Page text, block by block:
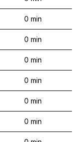
0 min
0 min
0 min
0 min
0 min
0 min